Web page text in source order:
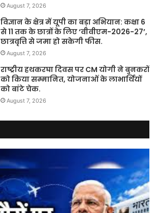
August 7, 2026
विज्ञान के क्षेत्र में यूपी का बड़ा अभियान: कक्षा 6
से 11 तक के छात्रों के लिए ‘वीवीएम-2026-27’,
छात्रवृत्ति से जमा हो सकेगी फीस.
August 7, 2026
राष्ट्रीय हथकरघा दिवस पर CM योगी ने बुनकरों
को किया सम्मानित, योजनाओं के लाभार्थियों
को बांटे चेक.
August 7, 2026